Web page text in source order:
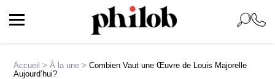
Accueil >À la une >Combien Vaut une Œuvre de Louis Majorelle
Aujourd’hui?